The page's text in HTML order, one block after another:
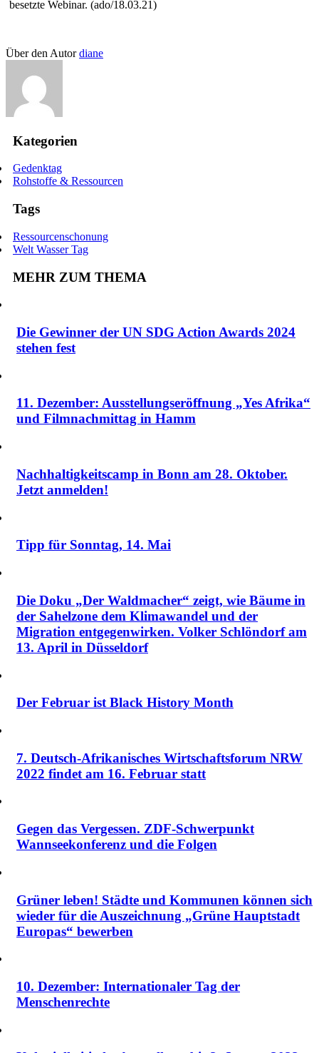
besetzte Webinar. (ado/18.03.21)
Über den Autordiane
Kategorien
Gedenktag
Rohstoffe & Ressourcen
Tags
Ressourcenschonung
Welt Wasser Tag
MEHR ZUM THEMA
Die Gewinner der UN SDG Action Awards 2024
stehen fest
11. Dezember: Ausstellungseröffnung „Yes Afrika“
und Filmnachmittag in Hamm
Nachhaltigkeitscamp in Bonn am 28. Oktober.
Jetzt anmelden!
Tipp für Sonntag, 14. Mai
Die Doku „Der Waldmacher“ zeigt, wie Bäume in
der Sahelzone dem Klimawandel und der
Migration entgegenwirken. Volker Schlöndorf am
13. April in Düsseldorf
Der Februar ist Black History Month
7. Deutsch-Afrikanisches Wirtschaftsforum NRW
2022 findet am 16. Februar statt
Gegen das Vergessen. ZDF-Schwerpunkt
Wannseekonferenz und die Folgen
Grüner leben! Städte und Kommunen können sich
wieder für die Auszeichnung „Grüne Hauptstadt
Europas“ bewerben
10. Dezember: Internationaler Tag der
Menschenrechte